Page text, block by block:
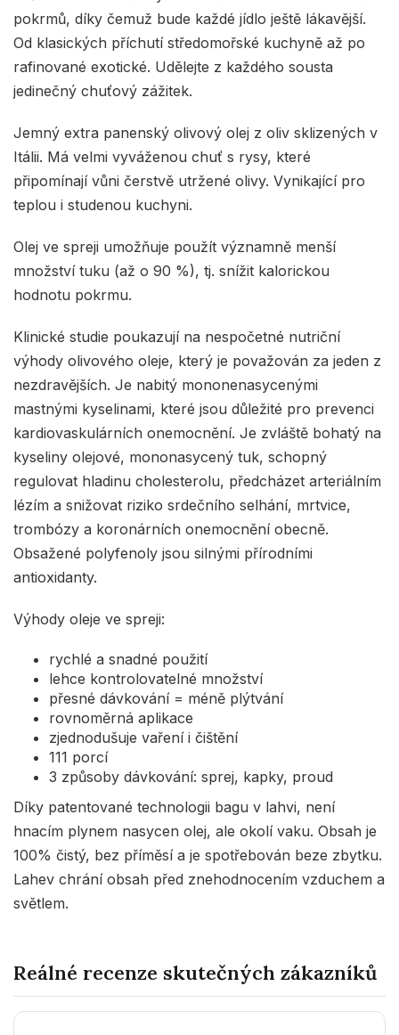
pokrmů, díky čemuž bude každé jídlo ještě lákavější.
Od klasických příchutí středomořské kuchyně až po
rafinované exotické. Udělejte z každého sousta
jedinečný chuťový zážitek.
Jemný extra panenský olivový olej z oliv sklizených v
Itálii. Má velmi vyváženou chuť s rysy, které
připomínají vůni čerstvě utržené olivy. Vynikající pro
teplou i studenou kuchyni.
Olej ve spreji umožňuje použít významně menší
množství tuku (až o 90 %), tj. snížit kalorickou
hodnotu pokrmu.
Klinické studie poukazují na nespočetné nutriční
výhody olivového oleje, který je považován za jeden z
nezdravějších. Je nabitý mononenasycenými
mastnými kyselinami, které jsou důležité pro prevenci
kardiovaskulárních onemocnění. Je zvláště bohatý na
kyseliny olejové, mononasycený tuk, schopný
regulovat hladinu cholesterolu, předcházet arteriálním
lézím a snižovat riziko srdečního selhání, mrtvice,
trombózy a koronárních onemocnění obecně.
Obsažené polyfenoly jsou silnými přírodními
antioxidanty.
Výhody oleje ve spreji:
rychlé a snadné použití
lehce kontrolovatelné množství
přesné dávkování = méně plýtvání
rovnoměrná aplikace
zjednodušuje vaření i čištění
111 porcí
3 způsoby dávkování: sprej, kapky, proud
Díky patentované technologii bagu v lahvi, není
hnacím plynem nasycen olej, ale okolí vaku. Obsah je
100% čistý, bez příměsí a je spotřebován beze zbytku.
Lahev chrání obsah před znehodnocením vzduchem a
světlem.
Reálné recenze skutečných zákazníků